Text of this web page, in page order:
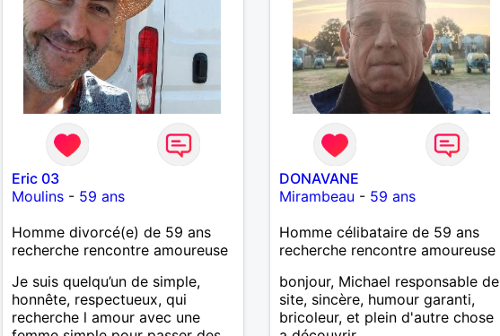
Eric 03
Moulins- 59 ans
Homme divorcé(e) de 59 ans
recherche rencontre amoureuse
Je suis quelqu’un de simple,
honnête, respectueux, qui
recherche l amour avec une
DONAVANE
Mirambeau - 59 ans
Homme célibataire de 59 ans
recherche rencontre amoureuse
bonjour, Michael responsable de
site, sincère, humour garanti,
bricoleur, et plein d'autre chose